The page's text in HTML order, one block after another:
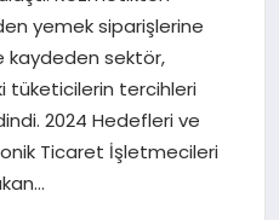
yemek siparişlerine
kaydeden sektör,
tüketicilerin tercihleri
2024 Hedefleri ve
Ticaret İşletmecileri